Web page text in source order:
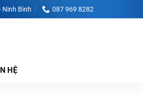
Ninh Bình 087 969 8282
HỆ